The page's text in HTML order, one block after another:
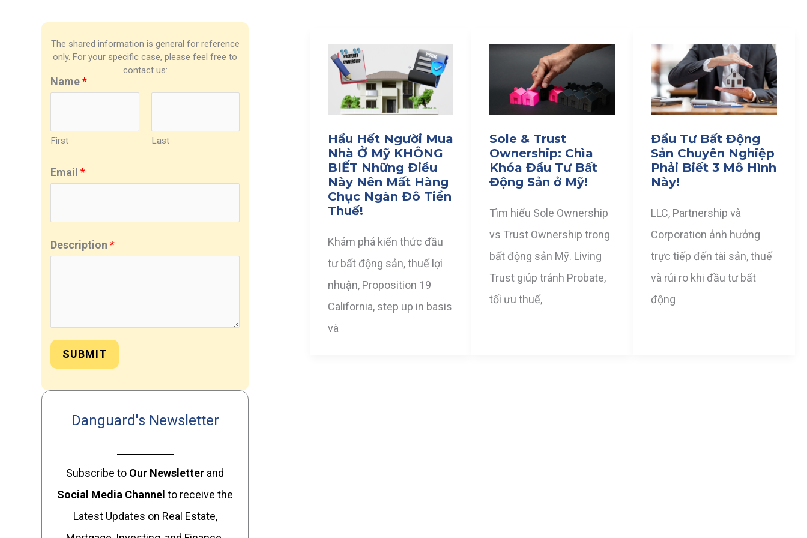
The shared information is general for reference
only. For your specific case, please feel free to
contact us:
Name*
First Last
Email*
Description*
SUBMIT
Danguard's Newsletter
Subscribe to Our Newsletter and
Social Media Channel to receive the
Latest Updates on Real Estate,
Hầu Hết Người Mua
Nhà Ở Mỹ KHÔNG
BIẾT Những Điều
Này Nên Mất Hàng
Chục Ngàn Đô Tiền
Thuế!
Khám phá kiến thức đầu
tư bất động sản, thuế lợi
nhuận, Proposition 19
California, step up in basis
và
Sole & Trust
Ownership: Chìa
Khóa Đầu Tư Bất
Động Sản ở Mỹ!
Tìm hiểu Sole Ownership
vs Trust Ownership trong
bất động sản Mỹ. Living
Trust giúp tránh Probate,
tối ưu thuế,
Đầu Tư Bất Động
Sản Chuyên Nghiệp
Phải Biết 3 Mô Hình
Này!
LLC, Partnership và
Corporation ảnh hưởng
trực tiếp đến tài sản, thuế
và rủi ro khi đầu tư bất
động